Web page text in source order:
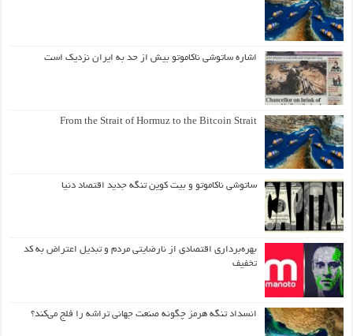
اشاره ساتوشی ناکاموتو بیش از حد به ایران نزدیک است
From the Strait of Hormuz to the Bitcoin Strait
ساتوشی ناکاموتو و بیت کوین تنگه جدید اقتصاد دنیا
بهره‌برداری اقتصادی از نارضایتی مردم و تبدیل اعتراض به کد
تخفیف
انسداد تنگه هرمز چگونه صنعت جهانی تراشه را فلج می‌کند؟